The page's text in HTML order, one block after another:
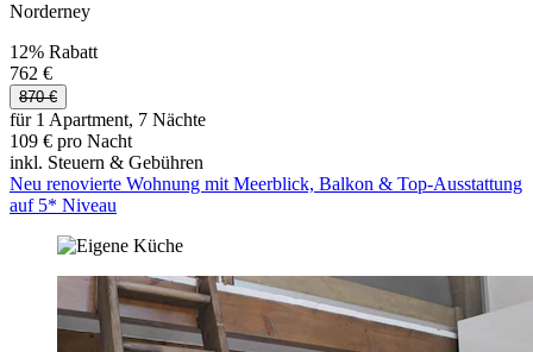
Norderney
12% Rabatt
762 €
870 €
für 1 Apartment, 7 Nächte
109 € pro Nacht
inkl. Steuern & Gebühren
Neu renovierte Wohnung mit Meerblick, Balkon & Top-Ausstattung
auf 5* Niveau